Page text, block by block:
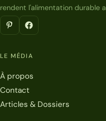
rendent l'alimentation durable
LE MÉDIA
À propos
Contact
Articles & Dossiers